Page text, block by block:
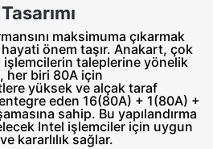
maksimuma çıkarmak
önem taşır. Anakart, çok
işlemcilerin taleplerine yönelik
her biri 80A için
yüksek ve alçak taraf
eden 16(80A) + 1(80A) +
sahip. Bu yapılandırma
Intel işlemciler için uygun
kararlılık sağlar.